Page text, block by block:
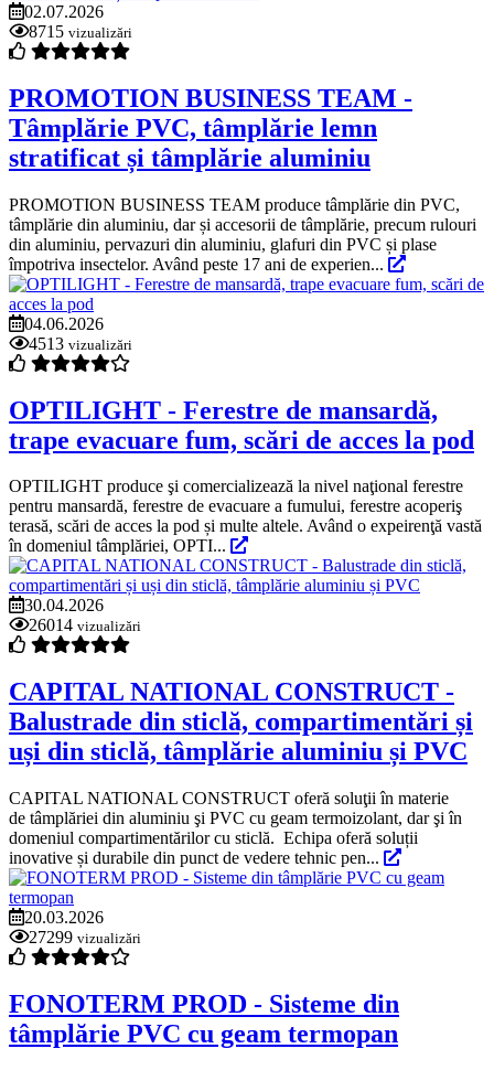
02.07.2026
8715 vizualizări
PROMOTION BUSINESS TEAM -
Tâmplărie PVC, tâmplărie lemn
stratificat și tâmplărie aluminiu
PROMOTION BUSINESS TEAM produce tâmplărie din PVC,
tâmplărie din aluminiu, dar și accesorii de tâmplărie, precum rulouri
din aluminiu, pervazuri din aluminiu, glafuri din PVC și plase
împotriva insectelor. Având peste 17 ani de experien...
04.06.2026
4513 vizualizări
OPTILIGHT - Ferestre de mansardă,
trape evacuare fum, scări de acces la pod
OPTILIGHT produce şi comercializează la nivel naţional ferestre
pentru mansardă, ferestre de evacuare a fumului, ferestre acoperiş
terasă, scări de acces la pod și multe altele. Având o expeirenţă vastă
în domeniul tâmplăriei, OPTI...
30.04.2026
26014 vizualizări
CAPITAL NATIONAL CONSTRUCT -
Balustrade din sticlă, compartimentări și
uși din sticlă, tâmplărie aluminiu și PVC
CAPITAL NATIONAL CONSTRUCT oferă soluţii în materie
de tâmplăriei din aluminiu şi PVC cu geam termoizolant, dar şi în
domeniul compartimentărilor cu sticlă. Echipa oferă soluții
inovative și durabile din punct de vedere tehnic pen...
20.03.2026
27299 vizualizări
FONOTERM PROD - Sisteme din
tâmplărie PVC cu geam termopan